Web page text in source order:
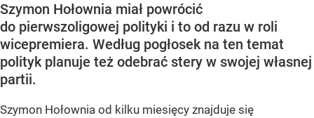
Szymon Hołownia miał powrócić
do pierwszoligowej polityki i to od razu w roli
wicepremiera. Według pogłosek na ten temat
polityk planuje też odebrać stery w swojej własnej
partii.
Szymon Hołownia od kilku miesięcy znajduje się